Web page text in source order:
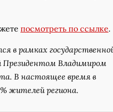
посмотреть по ссылке.
в рамках
Президентом Владимиром
В настоящее время в
жителей региона.